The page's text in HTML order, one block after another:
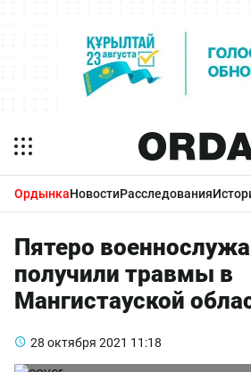
ОрдынкаНовостиРасследования
Пятеро
получили травмы в
Мангистауской
28 октября 2021 11:18